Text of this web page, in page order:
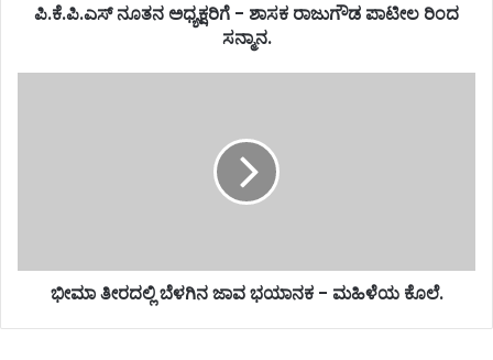
ಪಿ.ಕೆ.ಪಿ.ಎಸ್ ನೂತನ ಅಧ್ಯಕ್ಷರಿಗೆ - ಶಾಸಕ ರಾಜುಗೌಡ ಪಾಟೀಲ ರಿಂದ
ಸನ್ಮಾನ.
ಭೀಮಾ ತೀರದಲ್ಲಿ ಬೆಳಗಿನ ಜಾವ ಭಯಾನಕ - ಮಹಿಳೆಯ ಕೊಲೆ.